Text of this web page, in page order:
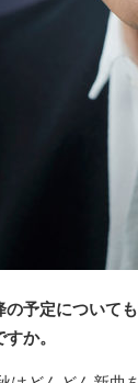
予定についても
か。